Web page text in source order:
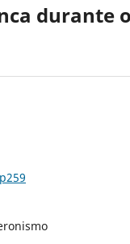
durante